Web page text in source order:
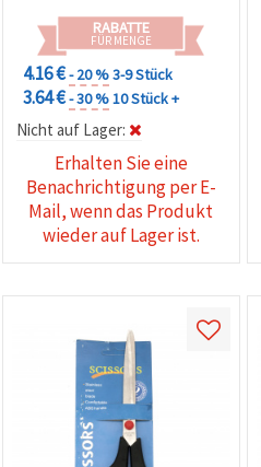
RABATTE
FÜR MENGE
4.16 €- 20 %3-9 Stück
3.64 €- 30 %10 Stück +
Nicht auf Lager:
Erhalten Sie eine
Benachrichtigung per E-
Mail, wenn das Produkt
wieder auf Lager ist.